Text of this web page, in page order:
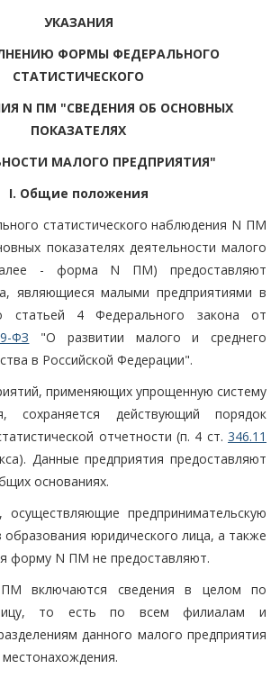
УКАЗАНИЯ
ФОРМЫ ФЕДЕРАЛЬНОГО
СТАТИСТИЧЕСКОГО
N ПМ "СВЕДЕНИЯ ОБ ОСНОВНЫХ
ПОКАЗАТЕЛЯХ
МАЛОГО ПРЕДПРИЯТИЯ"
I. Общие положения
статистического наблюдения N ПМ
показателях деятельности малого
- форма N ПМ) предоставляют
являющиеся малыми предприятиями в
статьей 4 Федерального закона от
ФЗ "О развитии малого и среднего
в Российской Федерации".
применяющих упрощенную систему
сохраняется действующий порядок
отчетности (п. 4 ст. 346.11
Данные предприятия предоставляют
основаниях.
осуществляющие предпринимательскую
образования юридического лица, а также
форму N ПМ не предоставляют.
включаются сведения в целом по
то есть по всем филиалам и
данного малого предприятия